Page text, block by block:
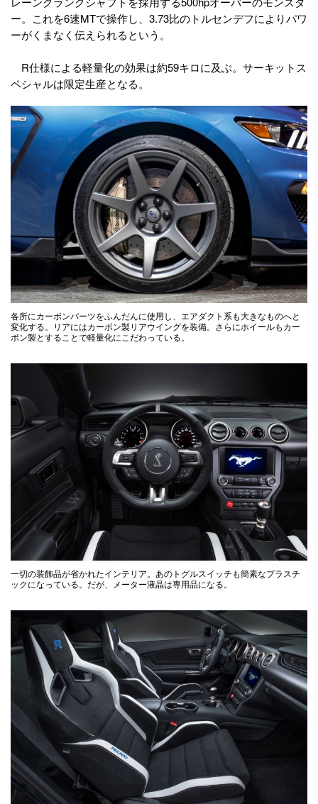
ー。これを6速MTで操作し、3.73比のトルセンデフによりパワ
ーがくまなく伝えられるという。
R仕様による軽量化の効果は約59キロに及ぶ。サーキットス
ペシャルは限定生産となる。
各所にカーボンパーツをふんだんに使用し、エアダクト系も大きなものへと
変化する。リアにはカーボン製リアウイングを装備。さらにホイールもカー
ボン製とすることで軽量化にこだわっている。
一切の装飾品が省かれたインテリア。あのトグルスイッチも簡素なプラスチ
ックになっている。だが、メーター液晶は専用品になる。